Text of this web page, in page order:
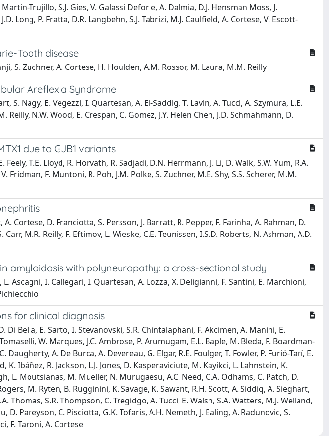
Trujillo, S.J. Gies, V. Galassi Deforie, A. Dalmia, D.J. Hensman Moss, J.
Long, P. Fratta, D.R. Langbehn, S.J. Tabrizi, M.J. Caulfield, A. Cortese, V. Escott-
Tooth disease
S. Zuchner, A. Cortese, H. Houlden, A.M. Rossor, M. Laura, M.M. Reilly
Areflexia Syndrome
S. Nagy, E. Vegezzi, I. Quartesan, A. El-Saddig, T. Lavin, A. Tucci, A. Szymura, L.E.
N.W. Wood, E. Crespan, C. Gomez, J.Y. Helen Chen, J.D. Schmahmann, D.
due to GJB1 variants
T.E. Lloyd, R. Horvath, R. Sadjadi, D.N. Herrmann, J. Li, D. Walk, S.W. Yum, R.A.
Fridman, F. Muntoni, R. Poh, J.M. Polke, S. Zuchner, M.E. Shy, S.S. Scherer, M.M.
Cortese, D. Franciotta, S. Persson, J. Barratt, R. Pepper, F. Farinha, A. Rahman, D.
M.R. Reilly, F. Eftimov, L. Wieske, C.E. Teunissen, I.S.D. Roberts, N. Ashman, A.D.
amyloidosis with polyneuropathy: a cross-sectional study
Ascagni, I. Callegari, I. Quartesan, A. Lozza, X. Deligianni, F. Santini, E. Marchioni,
for clinical diagnosis
Bella, E. Sarto, I. Stevanovski, S.R. Chintalaphani, F. Akcimen, A. Manini, E.
W. Marques, J.C. Ambrose, P. Arumugam, E.L. Baple, M. Bleda, F. Boardman-
A. De Burca, A. Devereau, G. Elgar, R.E. Foulger, T. Fowler, P. Furió-Tarí, E.
Ibáñez, R. Jackson, L.J. Jones, D. Kasperaviciute, M. Kayikci, L. Lahnstein, K.
L. Moutsianas, M. Mueller, N. Murugaesu, A.C. Need, C.A. Odhams, C. Patch, D.
M. Ryten, B. Rugginini, K. Savage, K. Sawant, R.H. Scott, A. Siddiq, A. Sieghart,
Thomas, S.R. Thompson, C. Tregidgo, A. Tucci, E. Walsh, S.A. Watters, M.J. Welland,
D. Pareyson, C. Pisciotta, G.K. Tofaris, A.H. Nemeth, J. Ealing, A. Radunovic, S.
F. Taroni, A. Cortese